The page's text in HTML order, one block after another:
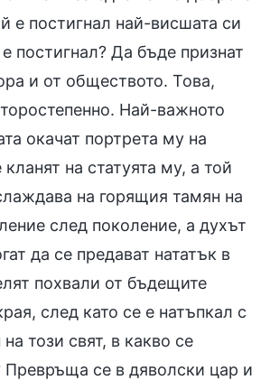
е постигнал най-висшата си
постигнал? Да бъде признат
и от обществото. Това,
Най-важното
окачат портрета му на
кланят на статуята му, а той
на горящия тамян на
след поколение, а духът
да се предават нататък в
похвали от бъдещите
след като се е натъпкал с
този свят, в какво се
Превръща се в дяволски цар и